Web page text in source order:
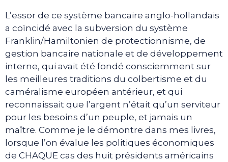
L’essor de ce système bancaire anglo-hollandais
a coïncidé avec la subversion du système
Franklin/Hamiltonien de protectionnisme, de
gestion bancaire nationale et de développement
interne, qui avait été fondé consciemment sur
les meilleures traditions du colbertisme et du
caméralisme européen antérieur, et qui
reconnaissait que l’argent n’était qu’un serviteur
pour les besoins d’un peuple, et jamais un
maître. Comme je le démontre dans mes livres,
lorsque l’on évalue les politiques économiques
de CHAQUE cas des huit présidents américains